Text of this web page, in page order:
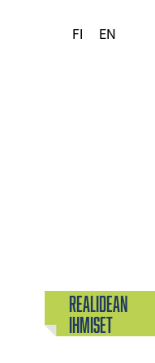
FI EN
Realidean
Ihmiset